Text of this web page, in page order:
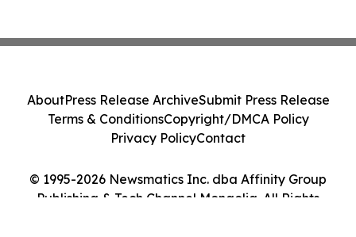
© 1995-2026 Newsmatics Inc. dba Affinity Group
Publishing & Tech Channel Mongolia. All Rights
AboutPress Release ArchiveSubmit Press Release
Terms & ConditionsCopyright/DMCA Policy
Privacy PolicyContact